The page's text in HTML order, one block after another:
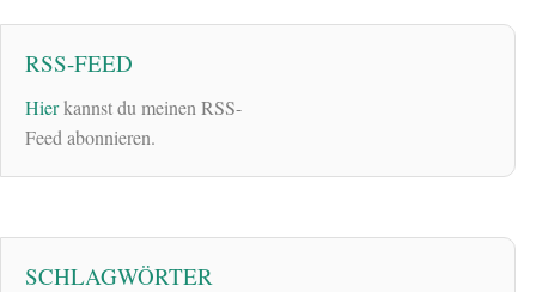
RSS-FEED
Hierkannst du meinen RSS-
Feed abonnieren.
SCHLAGWÖRTER